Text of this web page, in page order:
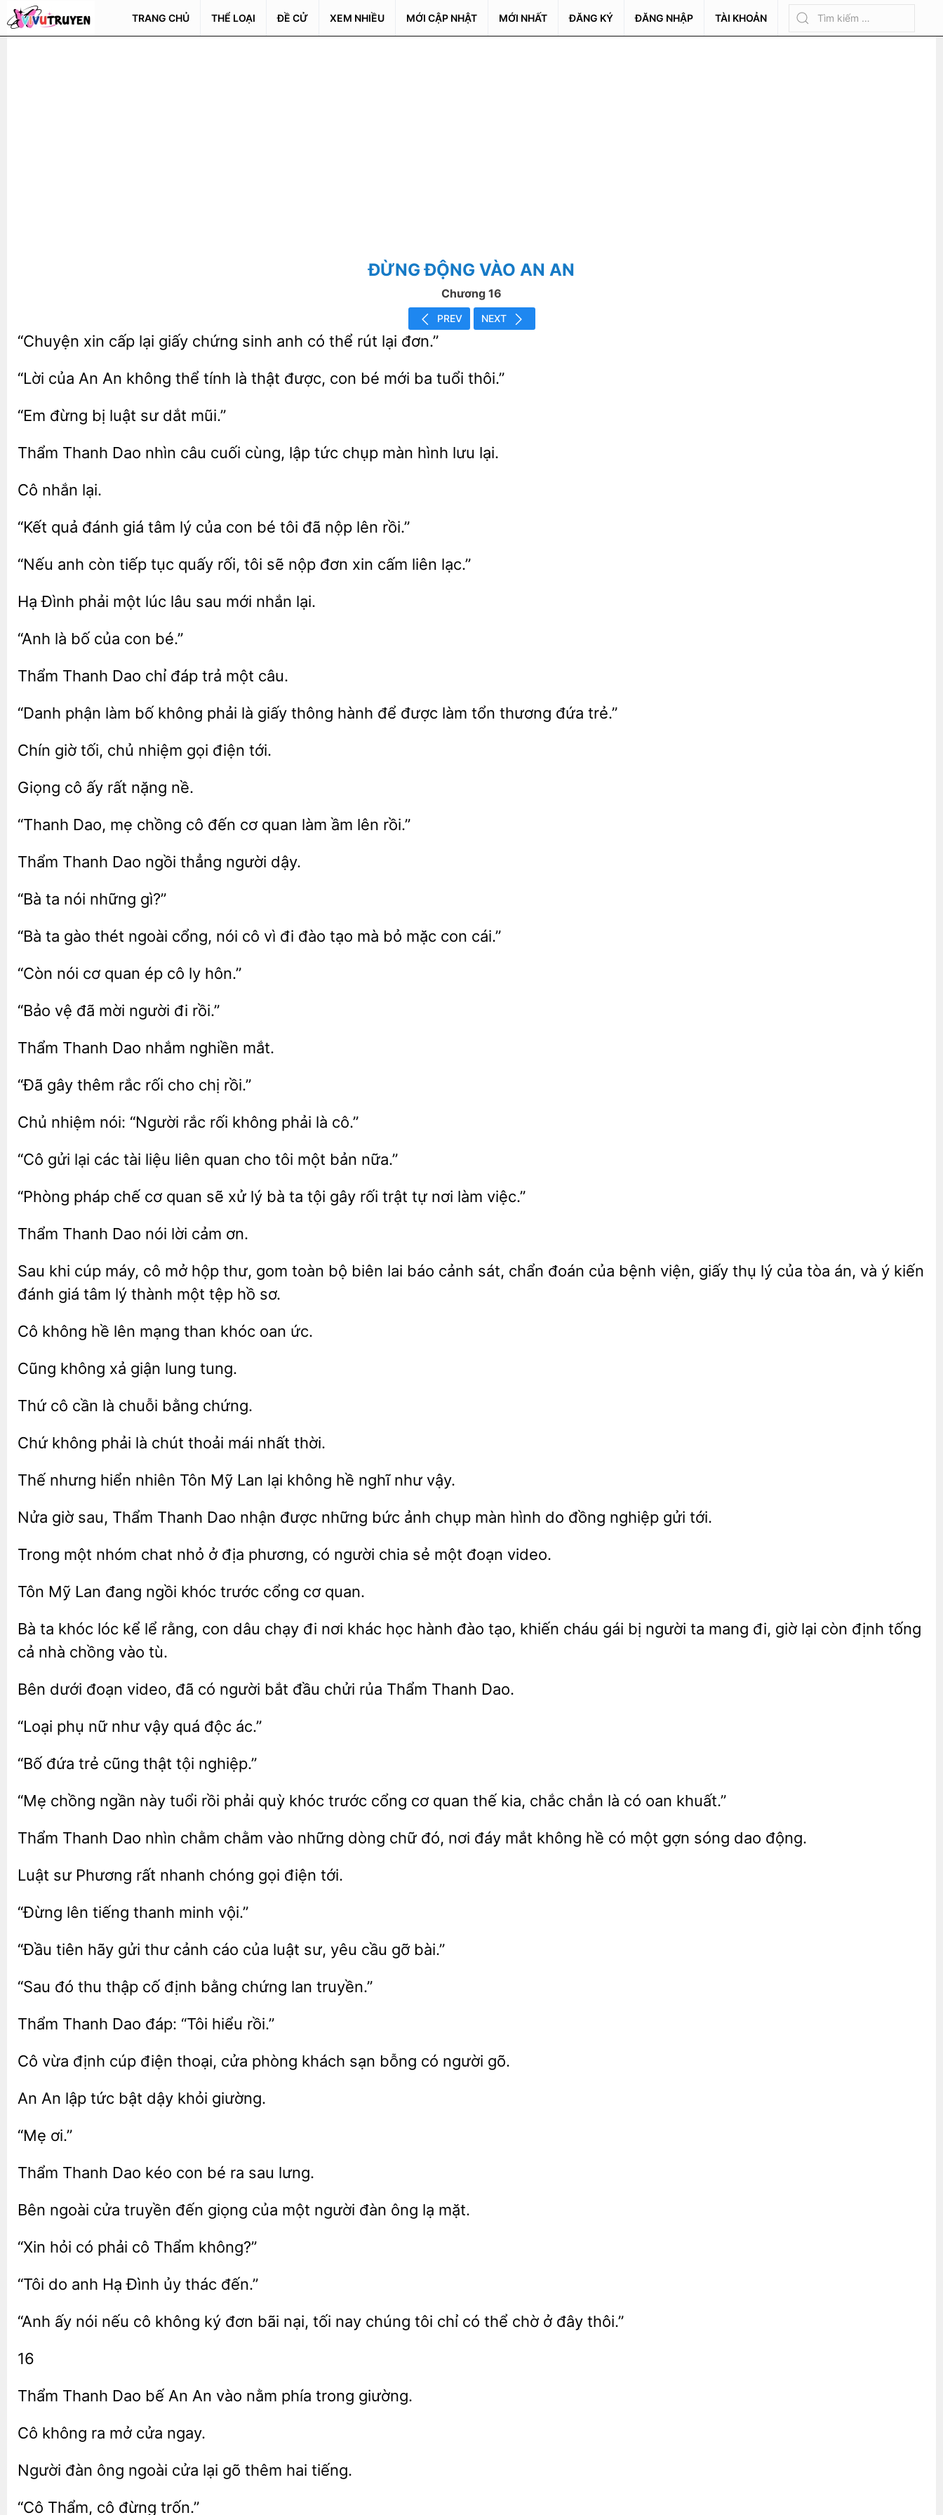
TRANG CHỦ THỂ LOẠI ĐỀ CỬ XEM NHIỀU MỚI CẬP NHẬT MỚI NHẤT ĐĂNG KÝ ĐĂNG NHẬP TÀI KHOẢN
ĐỪNG ĐỘNG VÀO AN AN
Chương 16
PREV NEXT
xin cấp lại giấy sinh anh có rút lại đơn.”
của An An không thể tính thật được, con bé mới tuổi thôi.”
“Em luật sư dắt
Thẩm Dao câu cuối cùng, tức chụp màn hình lưu lại.
“Kết quả đánh tâm lý của con bé tôi nộp rồi.”
“Nếu còn tiếp tục quấy rối, nộp đơn xin cấm liên lạc.”
Hạ Đình lâu sau mới nhắn lại.
là con bé.”
Thanh Dao chỉ một câu.
phận làm bố không là giấy thông để được làm tổn thương đứa trẻ.”
tối, chủ nhiệm điện tới.
cô ấy nề.
“Thanh Dao, mẹ chồng cô đến cơ ầm rồi.”
Thanh Dao người dậy.
những gì?”
ta gào thét cổng, nói cô vì đi đào mà bỏ mặc con cái.”
“Còn ép cô ly hôn.”
“Bảo đã người rồi.”
Thẩm nghiền mắt.
“Đã gây thêm rối chị
Chủ nhiệm nói: “Người rối là cô.”
gửi lại các tài liệu liên quan cho bản nữa.”
“Phòng pháp chế cơ quan sẽ xử lý bà ta tội tự nơi làm việc.”
Thanh Dao lời ơn.
Sau khi cúp máy, cô mở hộp thư, gom
bộ biên lai báo cảnh sát, chẩn đoán của bệnh viện, giấy thụ lý của tòa án, và ý
đánh giá tâm lý
một tệp hồ sơ.
Cô không mạng khóc oan ức.
xả giận lung
cô là bằng chứng.
là chút thoải mái nhất thời.
Thế nhưng hiển nhiên Mỹ lại không nghĩ như vậy.
Nửa giờ sau, Thẩm Thanh Dao nhận được bức ảnh màn hình đồng nghiệp gửi tới.
Trong một nhóm chat nhỏ ở địa có chia sẻ đoạn video.
Mỹ Lan đang ngồi khóc trước cơ
Bà ta khóc lóc kể lể rằng, con dâu chạy nơi khác
hành đào tạo, khiến cháu gái bị người ta mang đi, giờ lại còn định tống
cả nhà chồng vào
Bên đoạn video, đã có người bắt chửi rủa Thẩm Thanh
“Loại phụ nữ như quá
“Bố đứa trẻ tội
“Mẹ chồng ngần này tuổi quỳ khóc trước cổng cơ quan thế kia, chắn là có oan khuất.”
Thẩm Thanh Dao nhìn chằm chằm vào những dòng chữ nơi đáy mắt không có một gợn sóng dao
Luật sư chóng gọi điện tới.
tiếng minh vội.”
“Đầu tiên hãy gửi thư của luật sư, yêu cầu gỡ
“Sau thu thập cố định bằng truyền.”
Thẩm Dao “Tôi hiểu
Cô định cúp điện thoại, cửa phòng khách sạn bỗng người
An lập bật dậy giường.
Thẩm Dao kéo bé sau lưng.
Bên ngoài cửa truyền đến giọng một người ông lạ
hỏi có phải cô
“Tôi Hạ Đình thác đến.”
ấy nói nếu cô ký đơn bãi nại, tối nay chúng tôi chỉ có chờ ở đây thôi.”
16
Thẩm Thanh Dao An An vào trong giường.
Cô ra cửa
Người đàn ông ngoài cửa thêm hai
“Cô trốn.”